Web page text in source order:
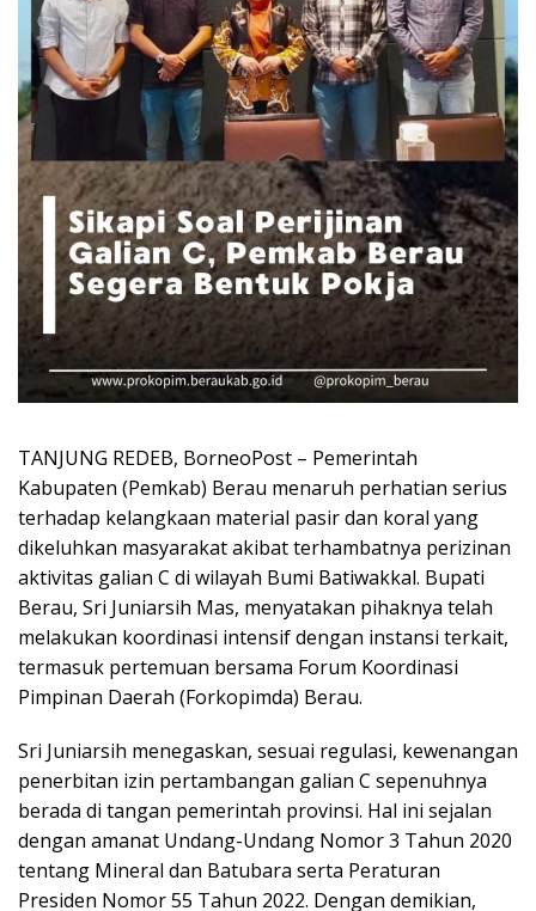
TANJUNG REDEB, BorneoPost – Pemerintah
Kabupaten (Pemkab) Berau menaruh perhatian serius
terhadap kelangkaan material pasir dan koral yang
dikeluhkan masyarakat akibat terhambatnya perizinan
aktivitas galian C di wilayah Bumi Batiwakkal. Bupati
Berau, Sri Juniarsih Mas, menyatakan pihaknya telah
melakukan koordinasi intensif dengan instansi terkait,
termasuk pertemuan bersama Forum Koordinasi
Pimpinan Daerah (Forkopimda) Berau.
Sri Juniarsih menegaskan, sesuai regulasi, kewenangan
penerbitan izin pertambangan galian C sepenuhnya
berada di tangan pemerintah provinsi. Hal ini sejalan
dengan amanat Undang-Undang Nomor 3 Tahun 2020
tentang Mineral dan Batubara serta Peraturan
Presiden Nomor 55 Tahun 2022. Dengan demikian,